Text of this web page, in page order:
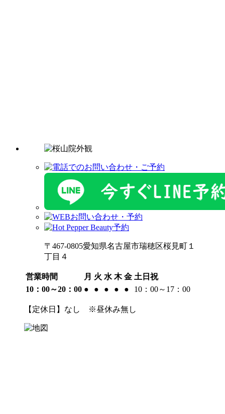
〒467-0805愛知県名古屋市瑞穂区桜見町１
丁目４
営業時間 月 火 水 木 金 土日祝
10：00～20：00 ● ● ● ● ● 10：00～17：00
【定休日】なし ※昼休み無し